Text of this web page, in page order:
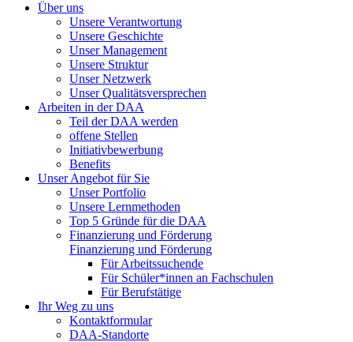
Über uns
Unsere Verantwortung
Unsere Geschichte
Unser Management
Unsere Struktur
Unser Netzwerk
Unser Qualitätsversprechen
Arbeiten in der DAA
Teil der DAA werden
offene Stellen
Initiativbewerbung
Benefits
Unser Angebot für Sie
Unser Portfolio
Unsere Lernmethoden
Top 5 Gründe für die DAA
Finanzierung und Förderung
Finanzierung und Förderung
Für Arbeitssuchende
Für Schüler*innen an Fachschulen
Für Berufstätige
Ihr Weg zu uns
Kontaktformular
DAA-Standorte